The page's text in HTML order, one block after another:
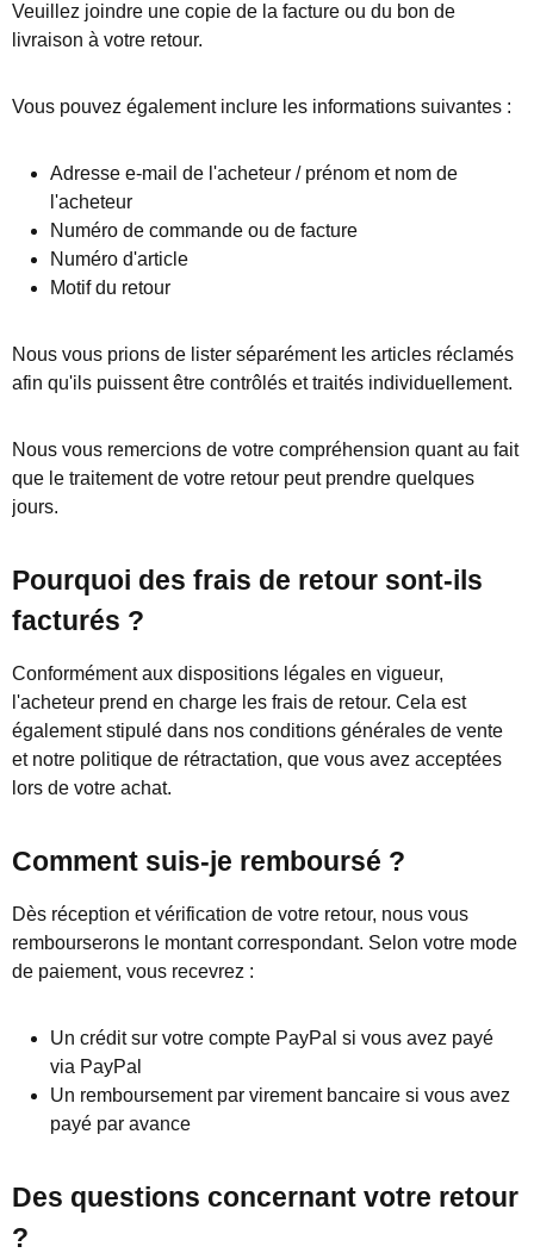
Veuillez joindre une copie de la facture ou du bon de
livraison à votre retour.
Vous pouvez également inclure les informations suivantes :
Adresse e-mail de l'acheteur / prénom et nom de
l'acheteur
Numéro de commande ou de facture
Numéro d'article
Motif du retour
Nous vous prions de lister séparément les articles réclamés
afin qu'ils puissent être contrôlés et traités individuellement.
Nous vous remercions de votre compréhension quant au fait
que le traitement de votre retour peut prendre quelques
jours.
Pourquoi des frais de retour sont-ils
facturés ?
Conformément aux dispositions légales en vigueur,
l'acheteur prend en charge les frais de retour. Cela est
également stipulé dans nos conditions générales de vente
et notre politique de rétractation, que vous avez acceptées
lors de votre achat.
Comment suis-je remboursé ?
Dès réception et vérification de votre retour, nous vous
rembourserons le montant correspondant. Selon votre mode
de paiement, vous recevrez :
Un crédit sur votre compte PayPal si vous avez payé
via PayPal
Un remboursement par virement bancaire si vous avez
payé par avance
Des questions concernant votre retour
?